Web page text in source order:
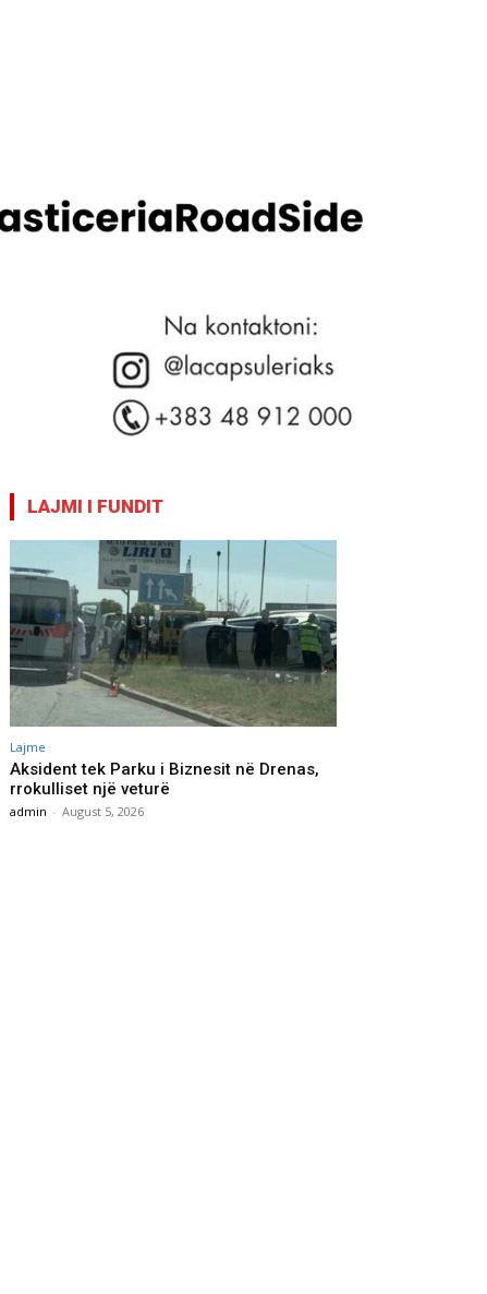
LAJMI I FUNDIT
Lajme
Aksident tek Parku i Biznesit në Drenas,
rrokulliset një veturë
admin - August 5, 2026